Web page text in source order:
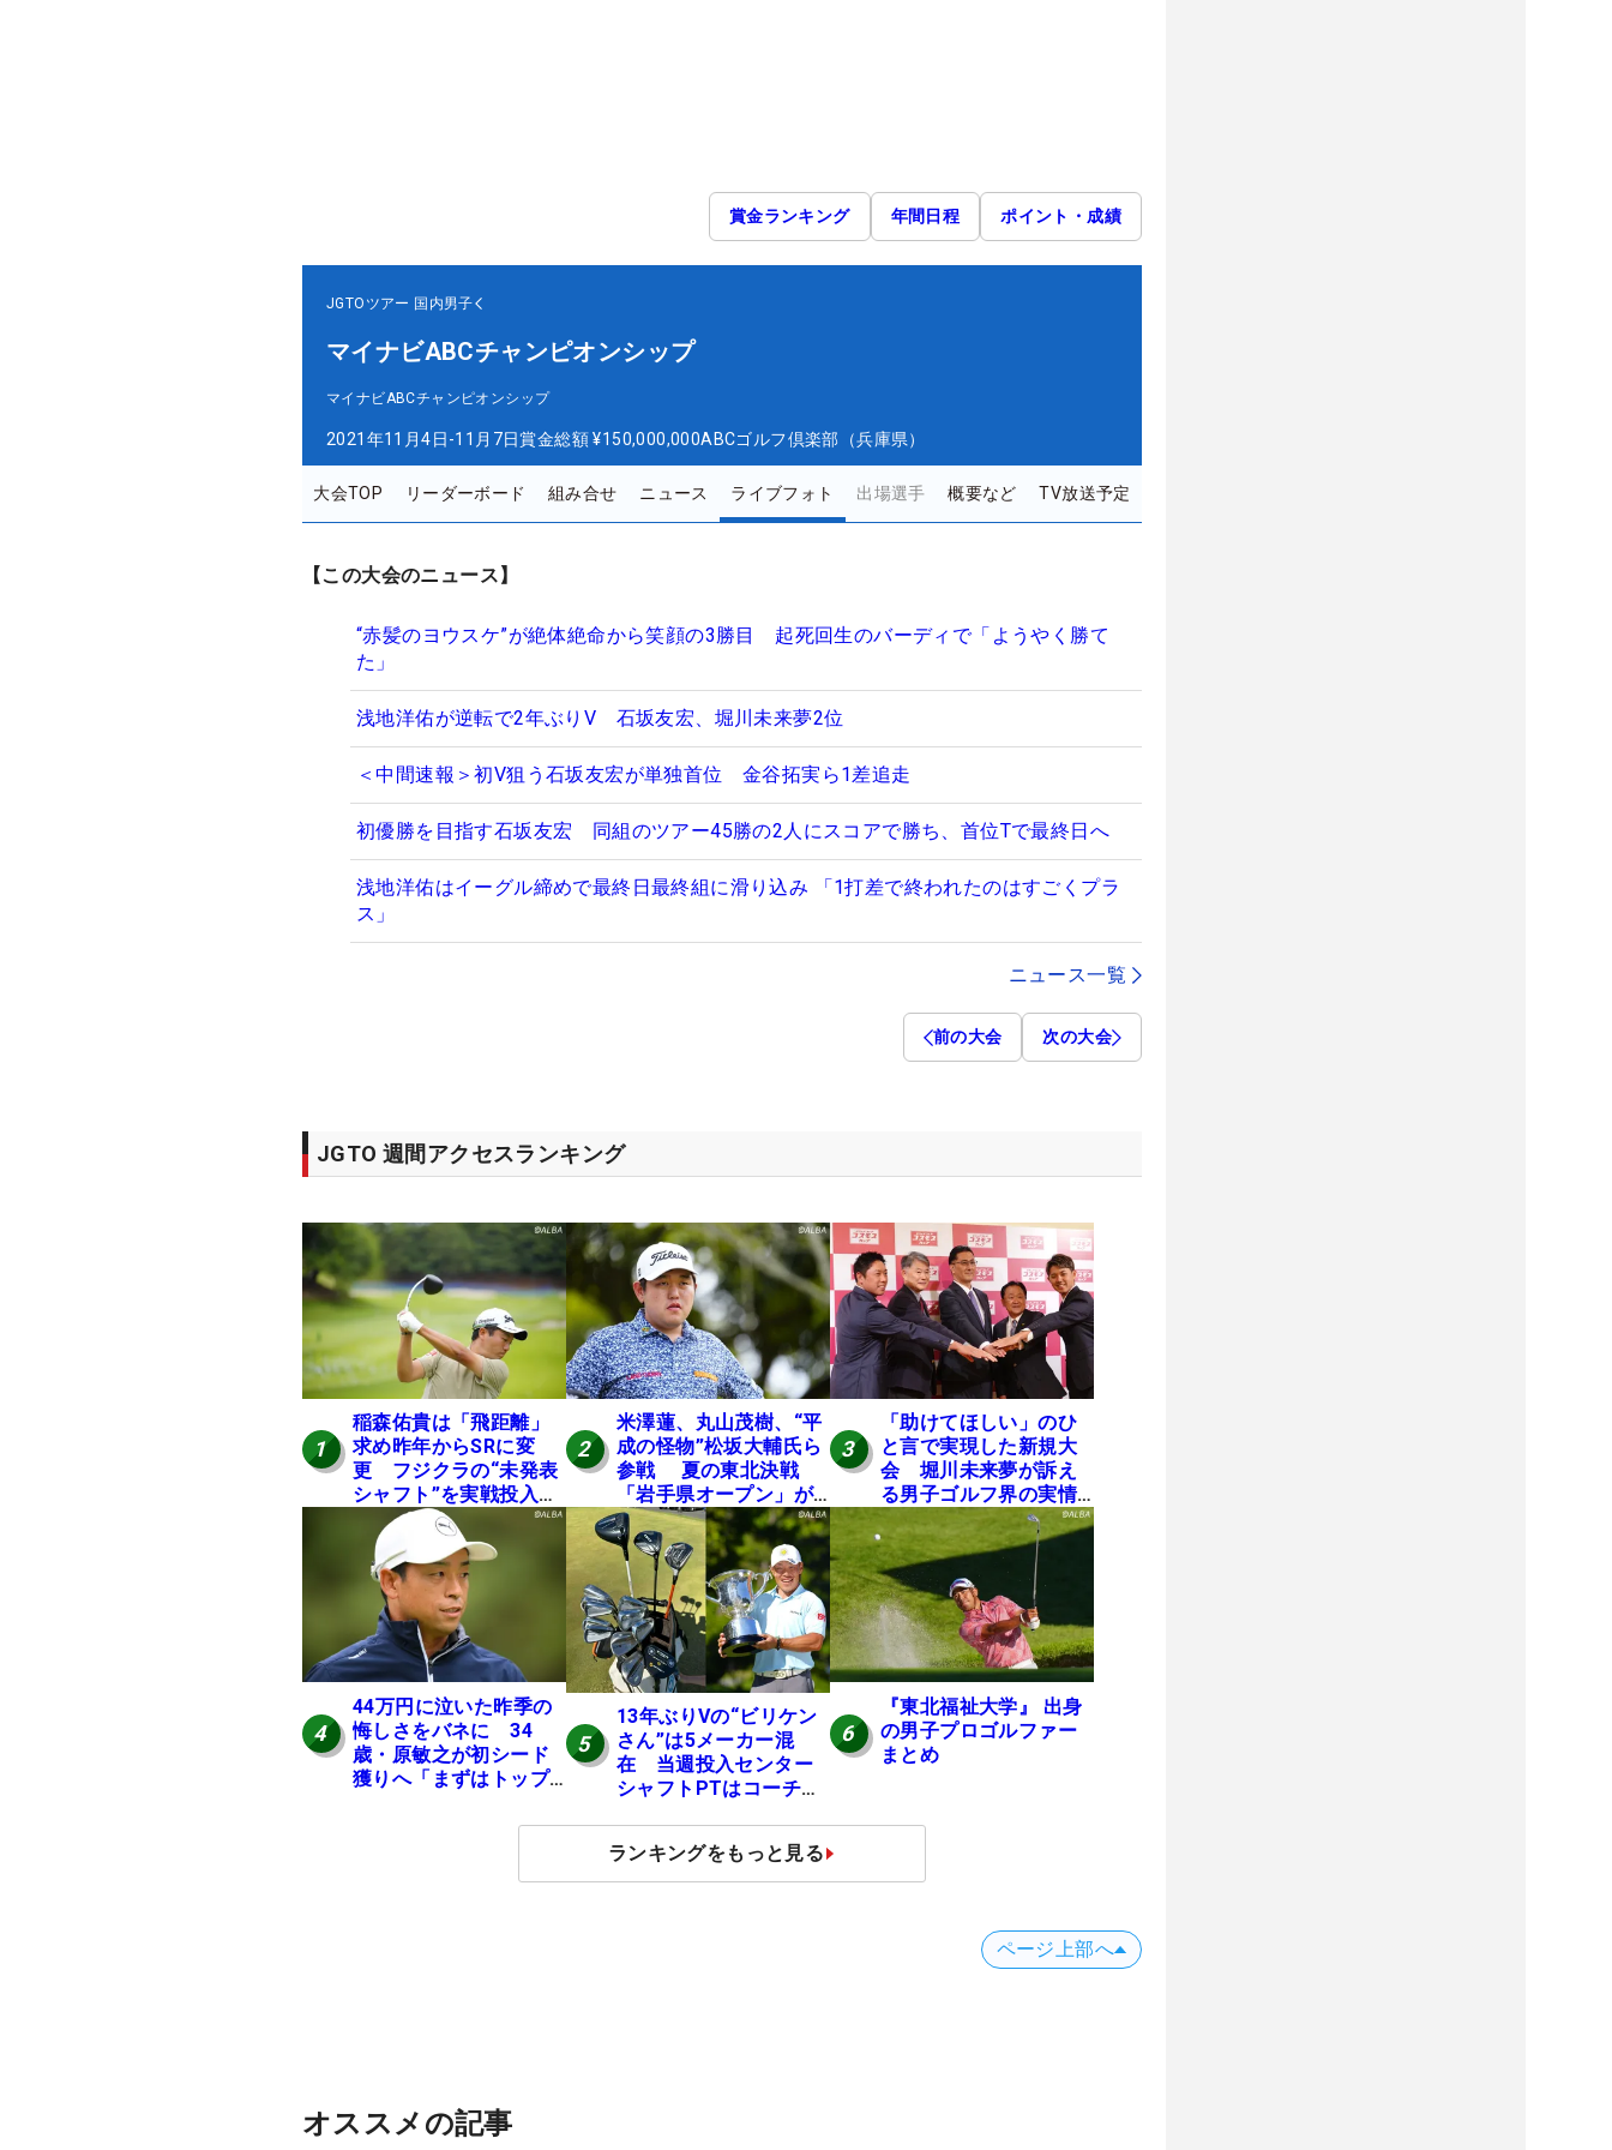
賞金ランキング 年間日程 ポイント・成績
JGTOツアー 国内男子
マイナビABCチャンピオンシップ
マイナビABCチャンピオンシップ
2021年11月4日-11月7日賞金総額 ¥150,000,000ABCゴルフ倶楽部（兵庫県）
大会TOP リーダーボード 組み合せ ニュース ライブフォト 出場選手 概要など TV放送予定
【この大会のニュース】
“赤髪のヨウスケ”が絶体絶命から笑顔の3勝目 起死回生のバーディで「ようやく勝て
た」
浅地洋佑が逆転で2年ぶりV 石坂友宏、堀川未来夢2位
＜中間速報＞初V狙う石坂友宏が単独首位 金谷拓実ら1差追走
初優勝を目指す石坂友宏 同組のツアー45勝の2人にスコアで勝ち、首位Tで最終日へ
浅地洋佑はイーグル締めで最終日最終組に滑り込み 「1打差で終われたのはすごくプラ
ス」
ニュース一覧
前の大会 次の大会
JGTO 週間アクセスランキング
1
稲森佑貴は「飛距離」
求め昨年からSRに変
更 フジクラの“未発表
シャフト”を実戦投入し
好感触「つかまえにい
ける」【男子ツアーの
ヒトネタ！】
2
米澤蓮、丸山茂樹、“平
成の怪物”松坂大輔氏ら
参戦 夏の東北決戦
「岩手県オープン」が8
日開幕
3
「助けてほしい」のひ
と言で実現した新規大
会 堀川未来夢が訴え
る男子ゴルフ界の実情
と開催の舞台裏
4
44万円に泣いた昨季の
悔しさをバネに 34
歳・原敏之が初シード
獲りへ「まずはトップ
5
13年ぶりVの“ビリケン
さん”は5メーカー混
在 当週投入センター
シャフトPTはコーチの
6
『東北福祉大学』 出身
の男子プロゴルファー
まとめ
ランキングをもっと見る
ページ上部へ
オススメの記事